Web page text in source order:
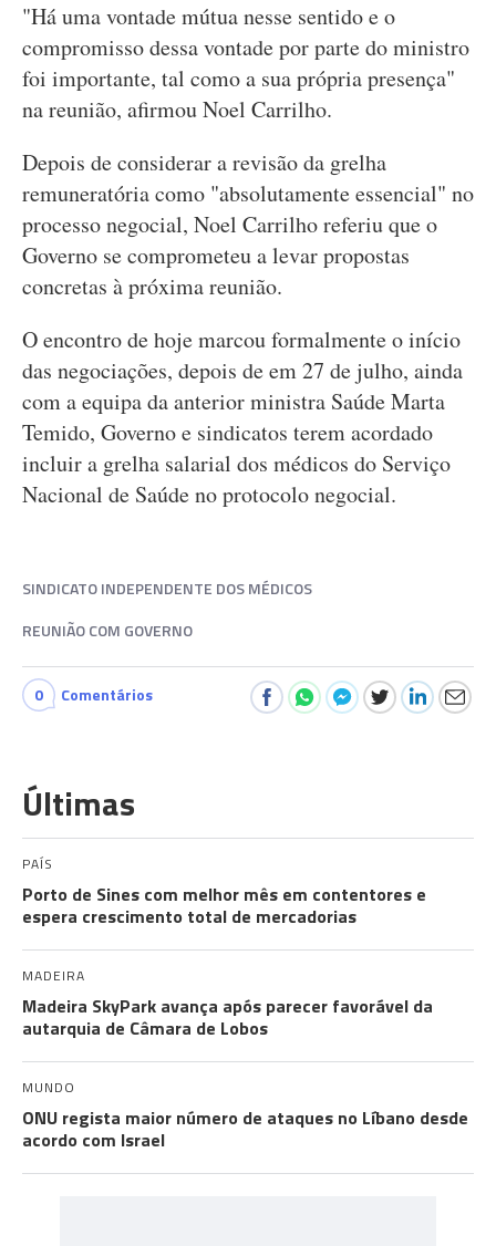
"Há uma vontade mútua nesse sentido e o
compromisso dessa vontade por parte do ministro
foi importante, tal como a sua própria presença"
na reunião, afirmou Noel Carrilho.
Depois de considerar a revisão da grelha
remuneratória como "absolutamente essencial" no
processo negocial, Noel Carrilho referiu que o
Governo se comprometeu a levar propostas
concretas à próxima reunião.
O encontro de hoje marcou formalmente o início
das negociações, depois de em 27 de julho, ainda
com a equipa da anterior ministra Saúde Marta
Temido, Governo e sindicatos terem acordado
incluir a grelha salarial dos médicos do Serviço
Nacional de Saúde no protocolo negocial.
SINDICATO INDEPENDENTE DOS MÉDICOS
REUNIÃO COM GOVERNO
0 Comentários
Últimas
PAÍS
Porto de Sines com melhor mês em contentores e
espera crescimento total de mercadorias
MADEIRA
Madeira SkyPark avança após parecer favorável da
autarquia de Câmara de Lobos
MUNDO
ONU regista maior número de ataques no Líbano desde
acordo com Israel